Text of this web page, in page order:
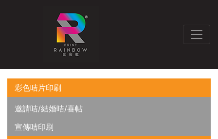
彩色咭片印刷
邀請咭/結婚咭/喜帖
宣傳咭印刷